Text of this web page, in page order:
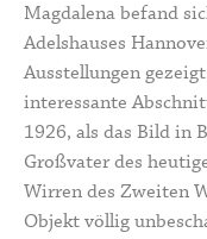
Magdalena befand
Adelshauses
Ausstellungen
interessante
1926, als das Bild in
Großvater des
Wirren des Zweiten
Objekt völlig